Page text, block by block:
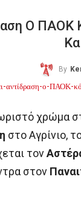
Ο ΠΑΟΚ
By
χρώμα
στο Αγρίνιο,
τον
στον